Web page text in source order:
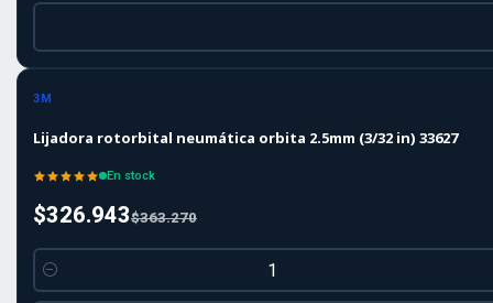
-10%
3M
Lijadora rotorbital neumática orbita 2.5mm (3/32 in) 33627
En stock
$326.943$363.270
Cantidad